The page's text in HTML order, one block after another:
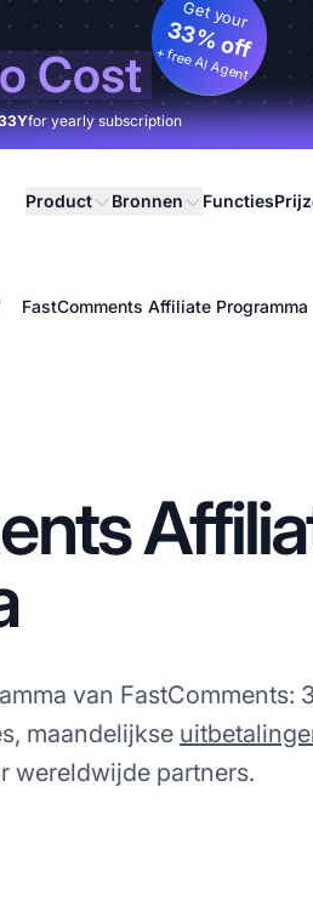
Cost
Get your
33% off
+ free AI Agent
for yearly subscription
Product Bronnen Functies
FastComments Affiliate Programma
van FastComments:
maandelijkse
wereldwijde partners.